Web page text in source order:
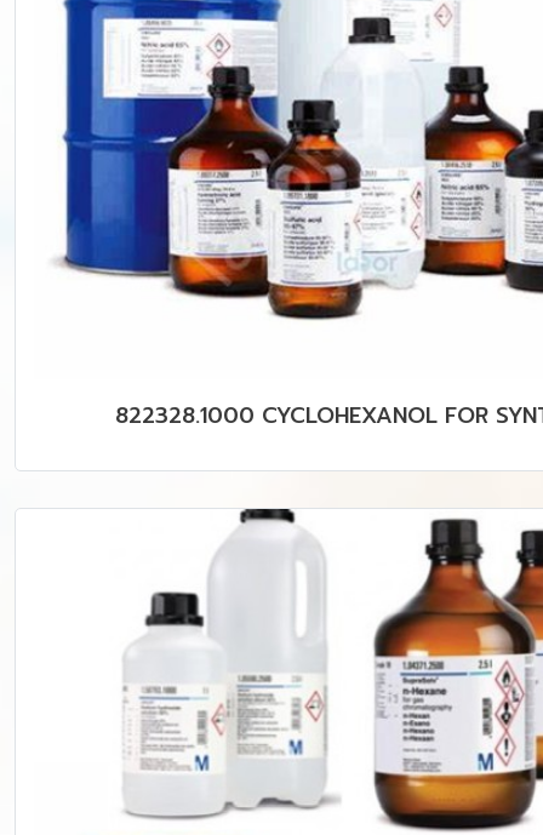
822328.1000 CYCLOHEXANOL FOR